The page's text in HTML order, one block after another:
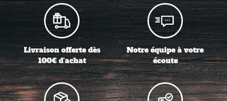
Livraison offerte dès
100€ d'achat
Notre équipe à votre
écoute